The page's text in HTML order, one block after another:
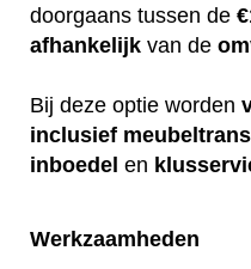
doorgaans tussen de
afhankelijk van de
Bij deze optie worden
inclusief
inboedel en
Werkzaamheden